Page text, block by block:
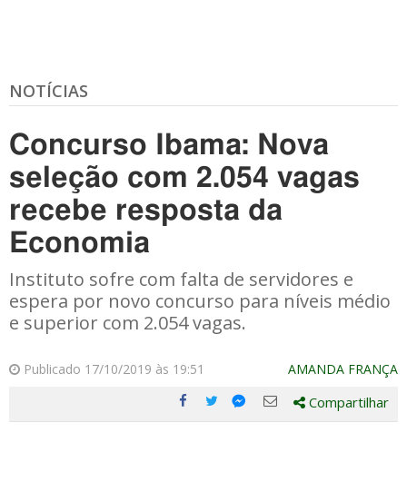
NOTÍCIAS
Concurso Ibama: Nova
seleção com 2.054 vagas
recebe resposta da
Economia
Instituto sofre com falta de servidores e
espera por novo concurso para níveis médio
e superior com 2.054 vagas.
Publicado 17/10/2019 às 19:51 AMANDA FRANÇA
Compartilhe
Compartilhe
Compartilhe
Compartilhe
Compartilhar